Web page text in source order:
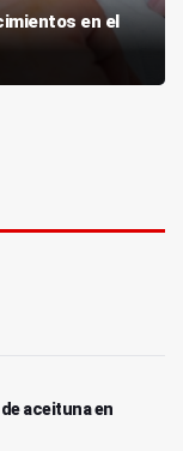
en el
aceituna en